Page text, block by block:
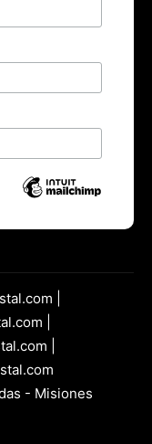
|
|
|
- Misiones